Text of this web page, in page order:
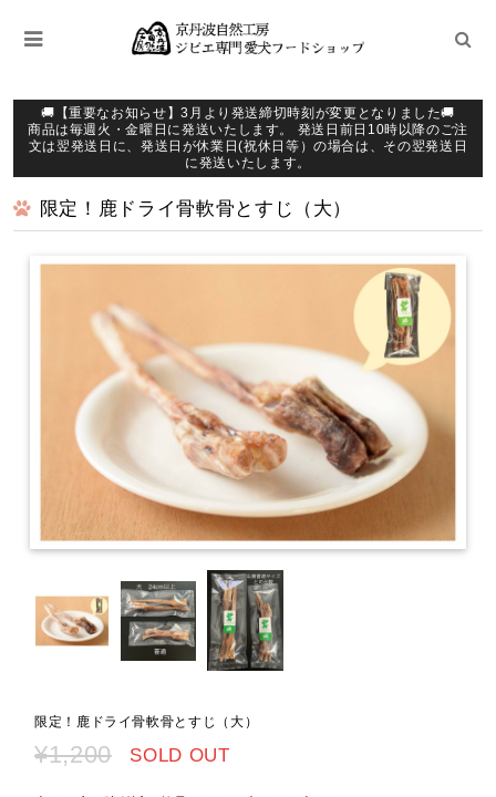
🚚【重要なお知らせ】3月より発送締切時刻が変更となりました🚚
商品は毎週火・金曜日に発送いたします。 発送日前日10時以降のご注
文は翌発送日に、発送日が休業日(祝休日等）の場合は、その翌発送日
に発送いたします。
限定！鹿ドライ骨軟骨とすじ（大）
限定！鹿ドライ骨軟骨とすじ（大）
¥1,200 SOLD OUT